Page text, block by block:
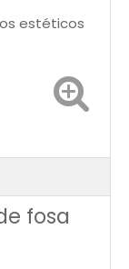
estéticos
fosa